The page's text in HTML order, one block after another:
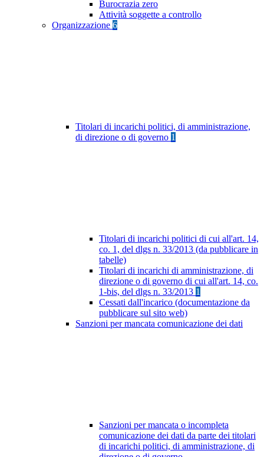
Burocrazia zero
Attività soggette a controllo
Organizzazione 6
Titolari di incarichi politici, di amministrazione,
di direzione o di governo 1
Titolari di incarichi politici di cui all'art. 14,
co. 1, del dlgs n. 33/2013 (da pubblicare in
tabelle)
Titolari di incarichi di amministrazione, di
direzione o di governo di cui all'art. 14, co.
1-bis, del dlgs n. 33/2013 1
Cessati dall'incarico (documentazione da
pubblicare sul sito web)
Sanzioni per mancata comunicazione dei dati
Sanzioni per mancata o incompleta
comunicazione dei dati da parte dei titolari
di incarichi politici, di amministrazione, di